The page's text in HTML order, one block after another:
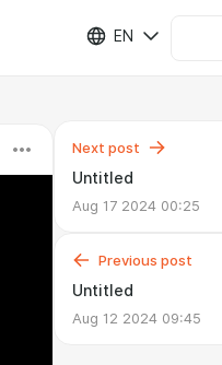
EN
Next post
Untitled
Aug 17 2024 00:25
Previous post
Untitled
Aug 12 2024 09:45